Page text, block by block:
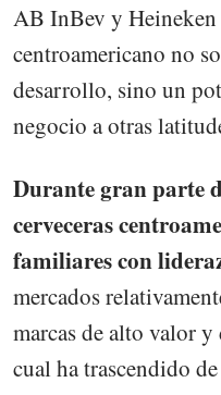
AB InBev y Heineken
centroamericano no
desarrollo, sino un
negocio a otras
Durante gran parte
cerveceras
familiares con
mercados
marcas de alto valor
cual ha trascendido